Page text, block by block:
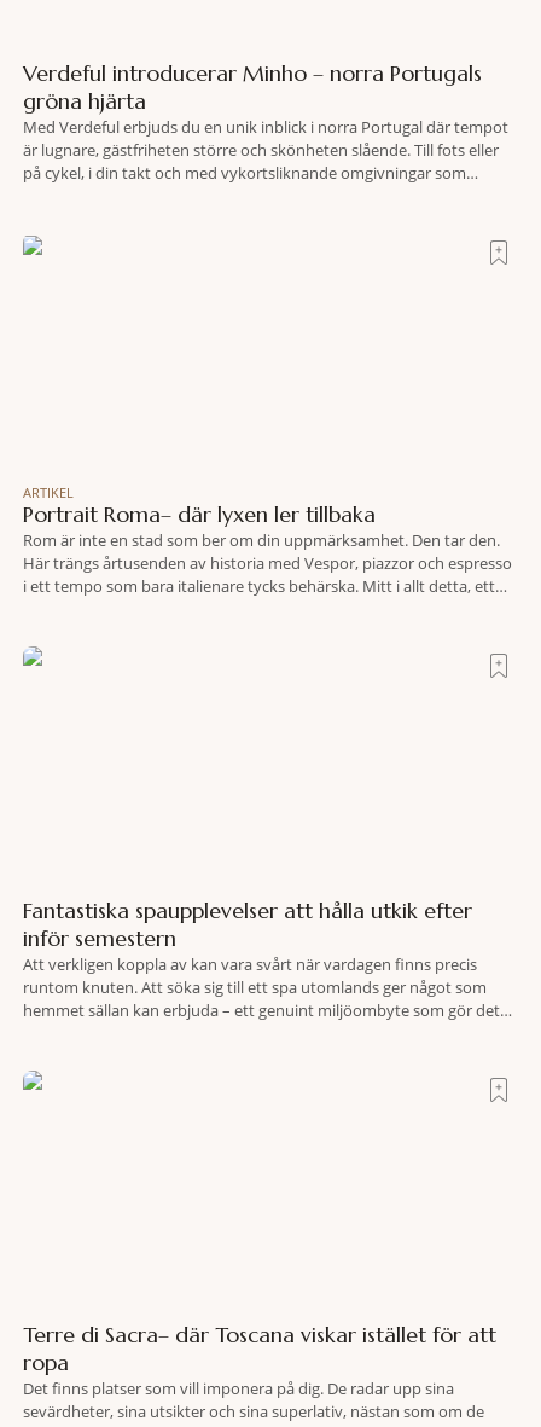
Verdeful introducerar Minho – norra Portugals
gröna hjärta
Med Verdeful erbjuds du en unik inblick i norra Portugal där tempot
är lugnare, gästfriheten större och skönheten slående. Till fots eller
på cykel, i din takt och med vykortsliknande omgivningar som
travel när det
ARTIKEL
Portrait Roma– där lyxen ler tillbaka
Rom är inte en stad som ber om din uppmärksamhet. Den tar den.
Här trängs årtusenden av historia med Vespor, piazzor och espresso
i ett tempo som bara italienare tycks behärska. Mitt i allt detta, ett
Fantastiska spaupplevelser att hålla utkik efter
inför semestern
Att verkligen koppla av kan vara svårt när vardagen finns precis
runtom knuten. Att söka sig till ett spa utomlands ger något som
hemmet sällan kan erbjuda – ett genuint miljöombyte som gör det
Terre di Sacra– där Toscana viskar istället för att
ropa
Det finns platser som vill imponera på dig. De radar upp sina
sevärdheter, sina utsikter och sina superlativ, nästan som om de